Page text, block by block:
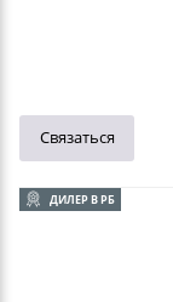
Связаться
ДИЛЕР В РБ